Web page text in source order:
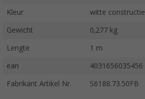
Kleur witte constructie
Gewicht 0,277 kg
Lengte 1 m
ean 4031656035456
Fabrikant Artikel Nr. S6188.73.50FB